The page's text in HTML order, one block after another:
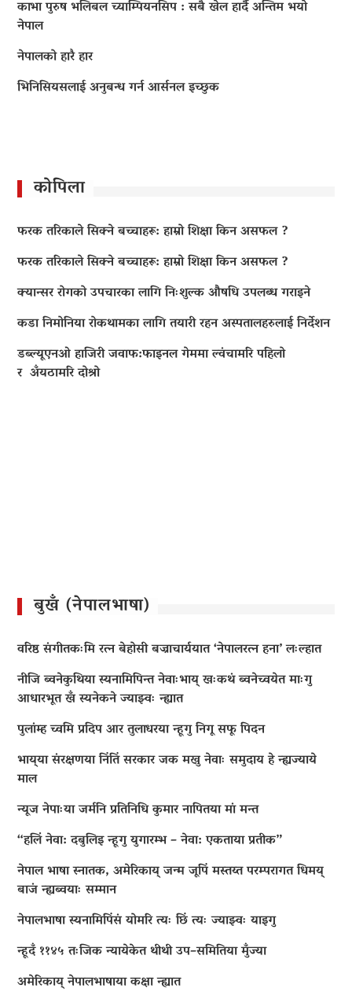
काभा पुरुष भलिबल च्याम्पियनसिप : सबै खेल हार्दै अन्तिम भयो
नेपाल
नेपालको हारै हार
भिनिसियसलाई अनुबन्ध गर्न आर्सनल इच्छुक
कोपिला
फरक तरिकाले सिक्ने बच्चाहरू: हाम्रो शिक्षा किन असफल ?
फरक तरिकाले सिक्ने बच्चाहरू: हाम्रो शिक्षा किन असफल ?
क्यान्सर रोगको उपचारका लागि निःशुल्क औषधि उपलब्ध गराइने
कडा निमोनिया रोकथामका लागि तयारी रहन अस्पतालहरुलाई निर्देशन
डब्ल्यूएनओ हाजिरी जवाफ:फाइनल गेममा ल्वंचामरि पहिलो
र अँयठामरि दोश्रो
बुखँ (नेपालभाषा)
वरिष्ठ संगीतकःमि रत्न बेहोसी बज्राचार्ययात ‘नेपालरत्न हना’ लःल्हात
नीजि ब्वनेकुथिया स्यनामिपिन्त नेवाःभाय् खःकथं ब्वनेच्वयेत माःगु
आधारभूत खँ स्यनेकने ज्याझ्वः न्ह्यात
पुलांम्ह च्वमि प्रदिप आर तुलाधरया न्हूगु निगू सफू पिदन
भाय्‌या संरक्षणया निंतिं सरकार जक मखु नेवाः समुदाय हे न्ह्यज्याये
माल
न्यूज नेपाःया जर्मनि प्रतिनिधि कुमार नापितया मां मन्त
“हलिं नेवा: दबुलिइ न्हूगु युगारम्भ – नेवा: एकताया प्रतीक”
नेपाल भाषा स्नातक, अमेरिकाय् जन्म जूपिं मस्तय्त परम्परागत धिमय्
बाजं न्ह्यब्वयाः सम्मान
नेपालभाषा स्यनामिपिंसं योमरि त्यः छिं त्यः ज्याझ्वः याइगु
न्हूदँ ११४५ तःजिक न्यायेकेत थीथी उप–समितिया मुँज्या
अमेरिकाय् नेपालभाषाया कक्षा न्ह्यात